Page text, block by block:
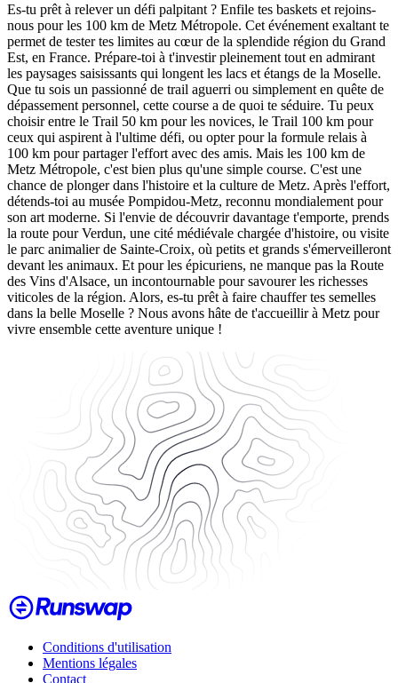
Es-tu prêt à relever un défi palpitant ? Enfile tes baskets et rejoins-
nous pour les 100 km de Metz Métropole. Cet événement exaltant te
permet de tester tes limites au cœur de la splendide région du Grand
Est, en France. Prépare-toi à t'investir pleinement tout en admirant
les paysages saisissants qui longent les lacs et étangs de la Moselle.
Que tu sois un passionné de trail aguerri ou simplement en quête de
dépassement personnel, cette course a de quoi te séduire. Tu peux
choisir entre le Trail 50 km pour les novices, le Trail 100 km pour
ceux qui aspirent à l'ultime défi, ou opter pour la formule relais à
100 km pour partager l'effort avec des amis. Mais les 100 km de
Metz Métropole, c'est bien plus qu'une simple course. C'est une
chance de plonger dans l'histoire et la culture de Metz. Après l'effort,
détends-toi au musée Pompidou-Metz, reconnu mondialement pour
son art moderne. Si l'envie de découvrir davantage t'emporte, prends
la route pour Verdun, une cité médiévale chargée d'histoire, ou visite
le parc animalier de Sainte-Croix, où petits et grands s'émerveilleront
devant les animaux. Et pour les épicuriens, ne manque pas la Route
des Vins d'Alsace, un incontournable pour savourer les richesses
viticoles de la région. Alors, es-tu prêt à faire chauffer tes semelles
dans la belle Moselle ? Nous avons hâte de t'accueillir à Metz pour
vivre ensemble cette aventure unique !
Conditions d'utilisation
Mentions légales
Contact